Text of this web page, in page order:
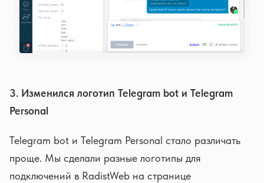
3. Изменился логотип Telegram bot и Telegram
Personal
Telegram bot и Telegram Personal стало различать
проще. Мы сделали разные логотипы для
подключений в RadistWeb на странице